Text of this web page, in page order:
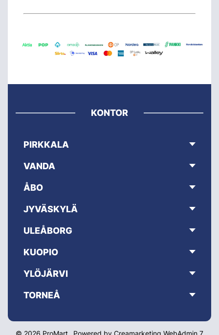
KONTOR
PIRKKALA
VANDA
ÅBO
JYVÄSKYLÄ
ULEÅBORG
KUOPIO
YLÖJÄRVI
TORNEÅ
© 2026 ProMart Powered by Creamarketing WebAdmin 7